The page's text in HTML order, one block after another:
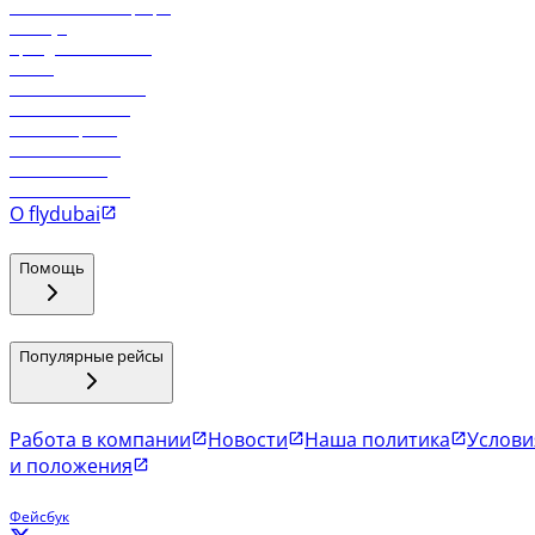
О flydubai
Помощь
Популярные рейсы
Работа в компании Новости Наша политика
и положения
Фейсбук